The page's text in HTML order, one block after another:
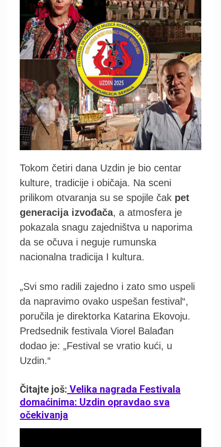
Tokom četiri dana Uzdin je bio centar
kulture, tradicije i običaja. Na sceni
prilikom otvaranja su se spojile čak pet
generacija izvođača, a atmosfera je
pokazala snagu zajedništva u naporima
da se očuva i neguje rumunska
nacionalna tradicija I kultura.
„Svi smo radili zajedno i zato smo uspeli
da napravimo ovako uspešan festival“,
poručila je direktorka Katarina Ekovoju.
Predsednik festivala Viorel Balađan
dodao je: „Festival se vratio kući, u
Uzdin.“
Čitajte još: Velika nagrada Festivala
domaćinima: Uzdin opravdao sva
očekivanja